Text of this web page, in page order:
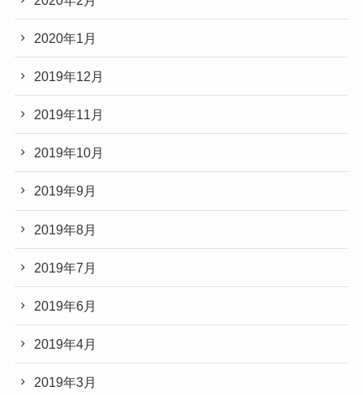
2020年1月
2019年12月
2019年11月
2019年10月
2019年9月
2019年8月
2019年7月
2019年6月
2019年4月
2019年3月